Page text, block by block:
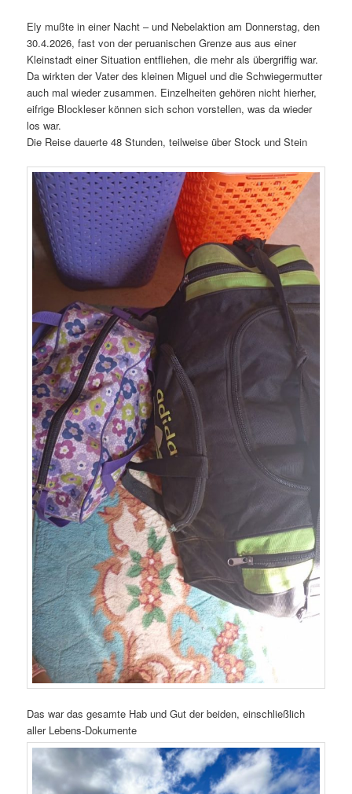
Ely mußte in einer Nacht – und Nebelaktion am Donnerstag, den
30.4.2026, fast von der peruanischen Grenze aus aus einer
Kleinstadt einer Situation entfliehen, die mehr als übergriffig war.
Da wirkten der Vater des kleinen Miguel und die Schwiegermutter
auch mal wieder zusammen. Einzelheiten gehören nicht hierher,
eifrige Blockleser können sich schon vorstellen, was da wieder
los war.
Die Reise dauerte 48 Stunden, teilweise über Stock und Stein
Das war das gesamte Hab und Gut der beiden, einschließlich
aller Lebens-Dokumente